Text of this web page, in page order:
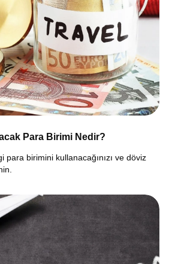
Para Birimi Nedir?
para birimini kullanacağınızı ve döviz